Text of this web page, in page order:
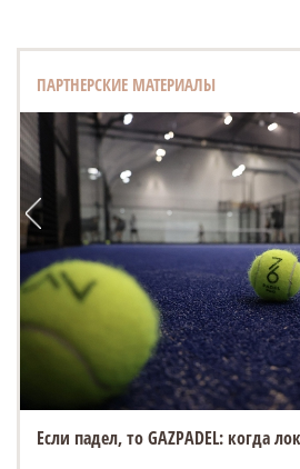
ПАРТНЕРСКИЕ МАТЕРИАЛЫ
Если падел, то GAZPADEL: когда